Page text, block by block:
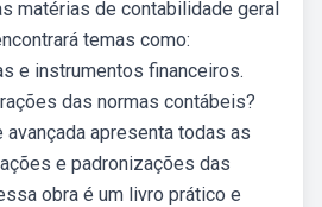
matérias de contabilidade geral
temas como:
e instrumentos financeiros.
das normas contábeis?
apresenta todas as
e padronizações das
obra é um livro prático e